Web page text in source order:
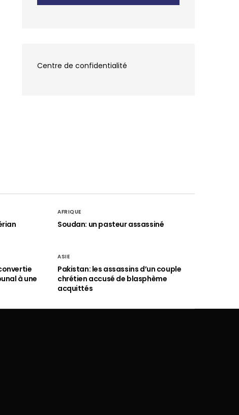
Centre de confidentialité
AFRIQUE
Soudan: un pasteur assassiné
à une
ASIE
Pakistan: les assassins d’un couple
chrétien accusé de blasphème
acquittés